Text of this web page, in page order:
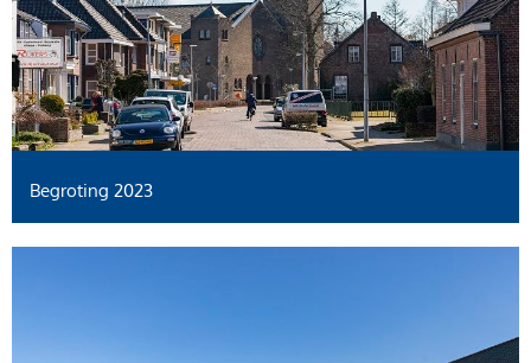
Begroting 2023